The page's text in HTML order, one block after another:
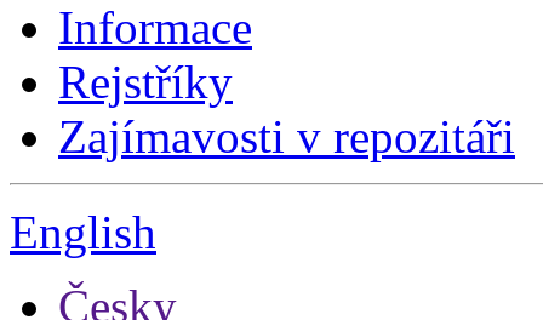
Informace
Rejstříky
Zajímavosti v repozitáři
English
Česky